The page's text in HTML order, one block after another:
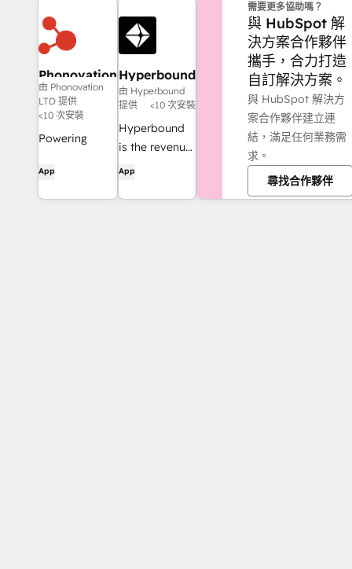
Phonovation
由 Phonovation
LTD 提供
<10 次安裝
Powering
Deliver Results
App
Hyperbound
由 Hyperbound
提供
<10 次安裝
Hyperbound
is the revenue
activation
Hyperbound
App
需要更多協助嗎？
與 HubSpot 解
決方案合作夥伴
攜手，合力打造
自訂解決方案。
與 HubSpot 解決方
案合作夥伴建立連
結，滿足任何業務需
求。
尋找合作夥伴